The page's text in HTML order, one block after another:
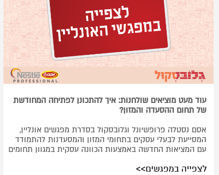
עוד מעט מוציאים שולחנות: איך להתכונן לפתיחה המחודשת
של תחום ההסעדה והמזון?
אסם נסטלה פרופשיונל וגלובסקול בסדרת מפגשים אונליין,
המסייעת לבעלי עסקים בתחומי המזון והמסעדנות להתמודד
עם המציאות החדשה באמצעות הכוונה עסקית במגוון תחומים
לצפייה במפגשים>>